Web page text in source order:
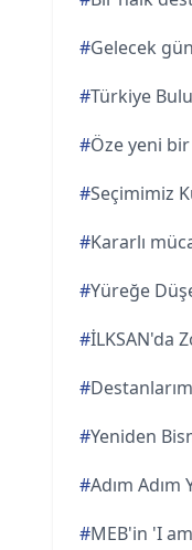
#Gelecek
#Türkiye
#Öze yeni
#Seçimimiz
#Kararlı
#Yüreğe
#İLKSAN'da
#
#Yeniden
#Adım
#MEB'in 'I